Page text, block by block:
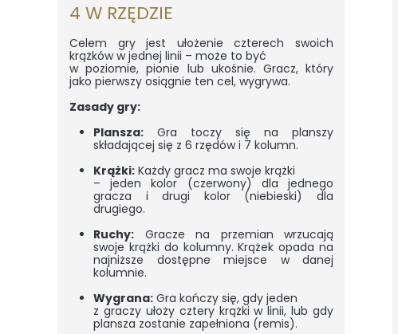
4 W RZĘDZIE
Celem gry jest ułożenie czterech swoich
krążków w jednej linii – może to być
w poziomie, pionie lub ukośnie. Gracz, który
jako pierwszy osiągnie ten cel, wygrywa.
Zasady gry:
Plansza: Gra toczy się na planszy
składającej się z 6 rzędów i 7 kolumn.
Krążki: Każdy gracz ma swoje krążki
– jeden kolor (czerwony) dla jednego
gracza i drugi kolor (niebieski) dla
drugiego.
Ruchy: Gracze na przemian wrzucają
swoje krążki do kolumny. Krążek opada na
najniższe dostępne miejsce w danej
kolumnie.
Wygrana: Gra kończy się, gdy jeden
z graczy ułoży cztery krążki w linii, lub gdy
plansza zostanie zapełniona (remis).